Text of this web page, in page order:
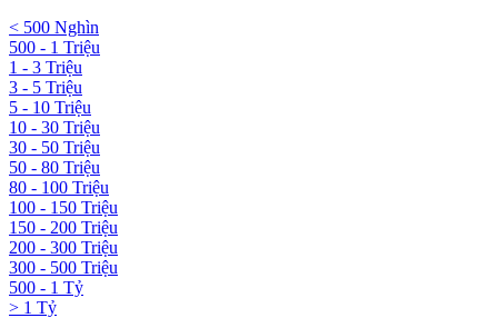
< 500 Nghìn
500 - 1 Triệu
1 - 3 Triệu
3 - 5 Triệu
5 - 10 Triệu
10 - 30 Triệu
30 - 50 Triệu
50 - 80 Triệu
80 - 100 Triệu
100 - 150 Triệu
150 - 200 Triệu
200 - 300 Triệu
300 - 500 Triệu
500 - 1 Tỷ
> 1 Tỷ